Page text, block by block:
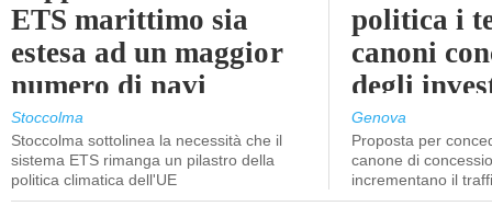
ETS marittimo sia
estesa ad un maggior
numero di navi
Stoccolma
Stoccolma sottolinea la necessità che il
sistema ETS rimanga un pilastro della
politica climatica dell'UE
politica i
canoni
degli
Genova
Proposta per
canone di
incrementano il